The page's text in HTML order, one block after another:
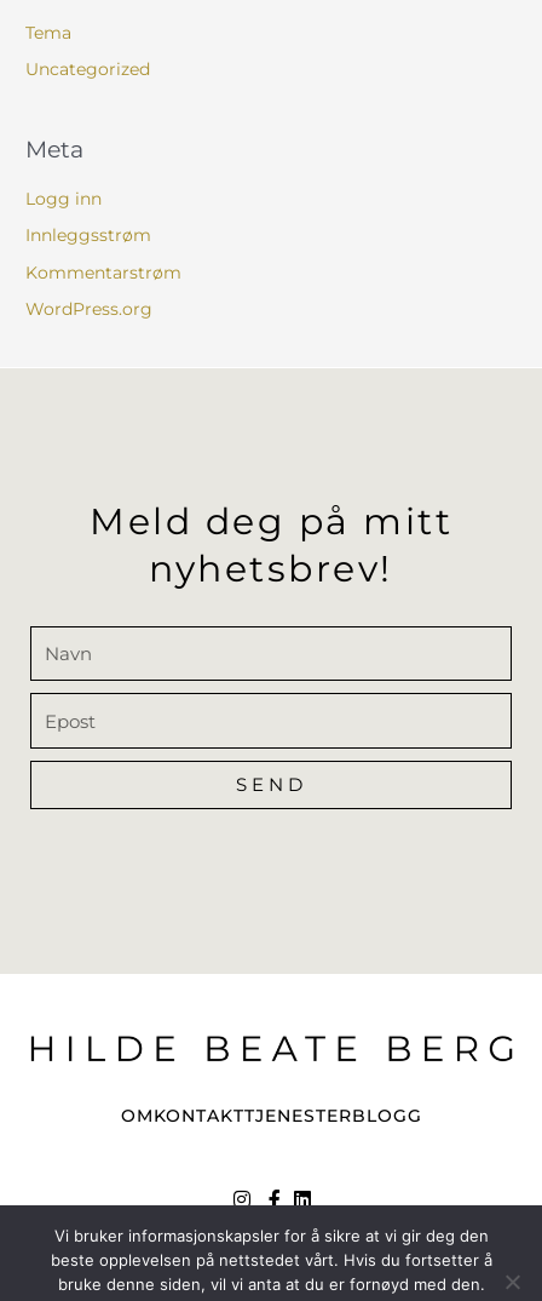
Tema
Uncategorized
Meta
Logg inn
Innleggsstrøm
Kommentarstrøm
WordPress.org
Meld deg på mitt
nyhetsbrev!
SEND
OMKONTAKTTJENESTERBLOGG
Copyright 2026 © - All rights reserved
Designed & developed by Pagelook.
Vi bruker informasjonskapsler for å sikre at vi gir deg den
beste opplevelsen på nettstedet vårt. Hvis du fortsetter å
bruke denne siden, vil vi anta at du er fornøyd med den.